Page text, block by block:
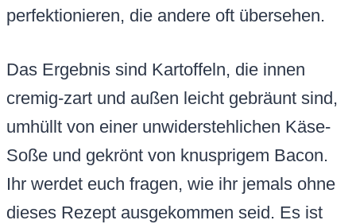
perfektionieren, die andere oft übersehen.
Das Ergebnis sind Kartoffeln, die innen
cremig-zart und außen leicht gebräunt sind,
umhüllt von einer unwiderstehlichen Käse-
Soße und gekrönt von knusprigem Bacon.
Ihr werdet euch fragen, wie ihr jemals ohne
dieses Rezept ausgekommen seid. Es ist